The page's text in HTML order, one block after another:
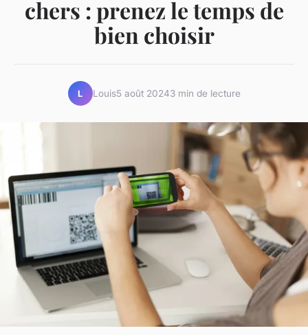
chers : prenez le temps de
bien choisir
L Louis5 août 20243 min de lecture